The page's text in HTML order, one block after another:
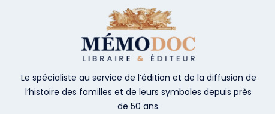
Le spécialiste au service de l’édition et de la diffusion de
l’histoire des familles et de leurs symboles depuis près
de 50 ans.